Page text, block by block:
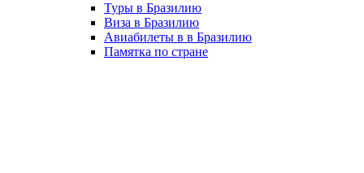
Туры в Бразилию
Виза в Бразилию
Авиабилеты в в Бразилию
Памятка по стране